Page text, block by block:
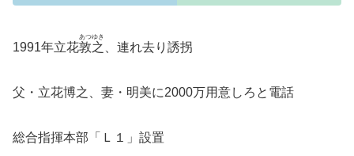
1991年立花敦之
あつゆき
、連れ去り誘拐
父・立花博之、妻・明美に2000万用意しろと電話
総合指揮本部「Ｌ１」設置